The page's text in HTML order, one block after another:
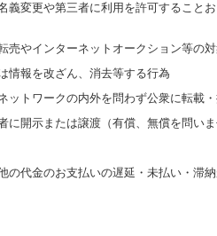
変更や第三者に利用を許可すること
やインターネットオークション等の対
情報を改ざん、消去等する行為
ットワークの内外を問わず公衆に転載
開示または譲渡（有償、無償を問い
代金のお支払いの遅延・未払い・滞